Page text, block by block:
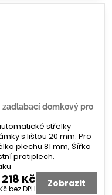
domkový pro
střelky
s lištou 20 mm. Pro
plechu 81 mm, Šířka
protiplech.
218 Kč
bez DPH Zobrazit